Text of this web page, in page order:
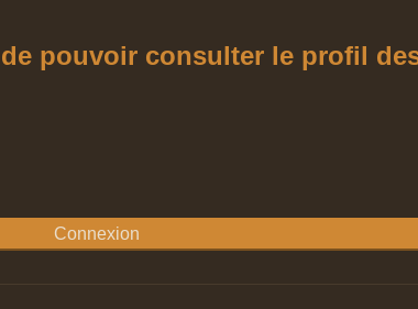
pouvoir consulter le profil